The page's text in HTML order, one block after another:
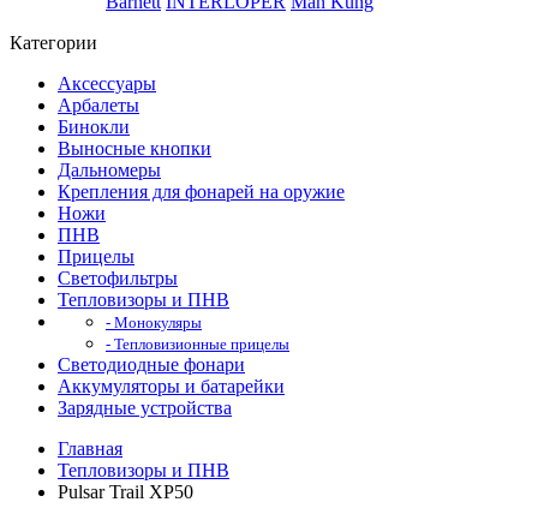
Категории
Аксессуары
Арбалеты
Бинокли
Выносные кнопки
Дальномеры
Крепления для фонарей на оружие
Ножи
ПНВ
Прицелы
Светофильтры
Тепловизоры и ПНВ
- Монокуляры
- Тепловизионные прицелы
Светодиодные фонари
Аккумуляторы и батарейки
Зарядные устройства
Главная
Тепловизоры и ПНВ
Pulsar Trail XP50